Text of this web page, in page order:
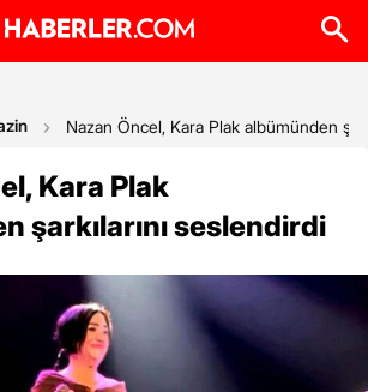
Nazan Öncel, Kara Plak albümünden
Kara Plak
şarkılarını seslendirdi